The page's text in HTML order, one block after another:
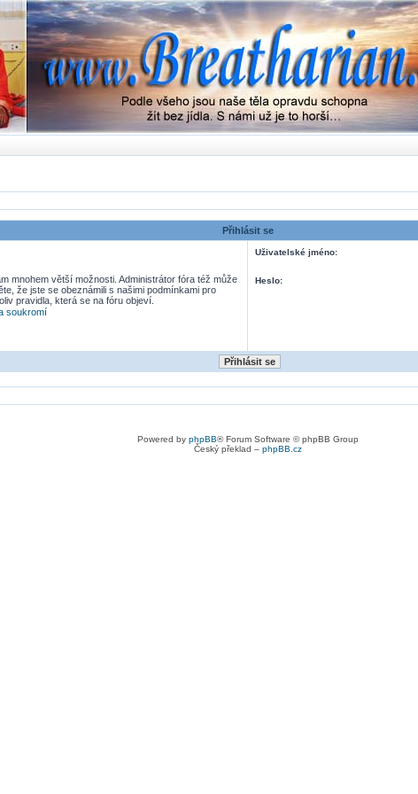
Přihlásit se
mnohem větší možnosti. Administrátor fóra též může
že jste se obeznámili s našimi podmínkami pro
pravidla, která se na fóru objeví.
soukromí
Uživatelské jméno:
Heslo:
Powered by phpBB® Forum Software © phpBB Group
Český překlad – phpBB.cz